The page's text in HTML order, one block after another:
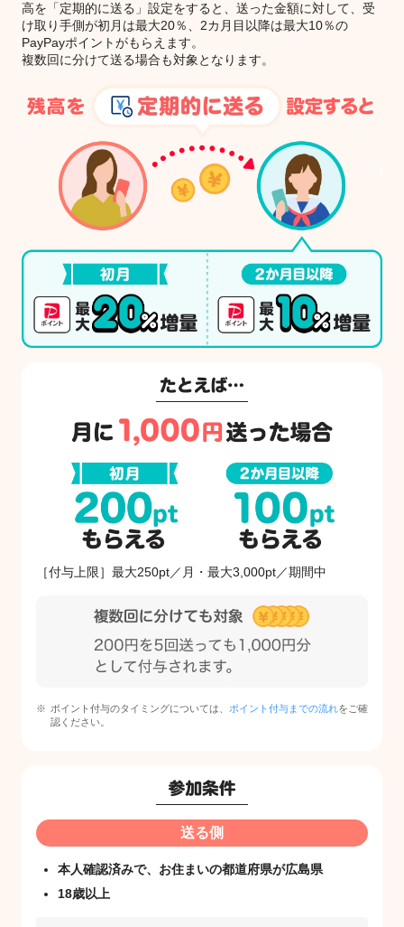
高を「定期的に送る」設定をすると、送った金額に対して、受
け取り手側が初月は最大20％、2カ月目以降は最大10％の
PayPayポイントがもらえます。
複数回に分けて送る場合も対象となります。
［付与上限］最大250pt／月・最大3,000pt／期間中
ポイント付与のタイミングについては、 ポイント付与までの流れをご確
認ください。
送る側
本人確認済みで、お住まいの都道府県が広島県
18歳以上